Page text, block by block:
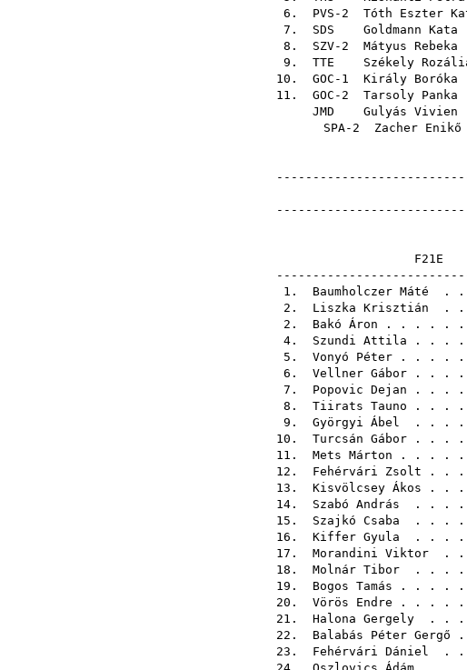
6. PVS-2 Tóth Eszter
7. SDS Goldmann Kata
8. SZV-2 Mátyus Rebeka
9. TTE Székely
10. GOC-1 Király Boróka
11. GOC-2 Tarsoly Panka
JMD
Gulyás Vivien
SPA-2 Zacher Enikő
1. Baumholczer Máté . .
2. Liszka Krisztián . .
2. Bakó Áron . . . . .
4. Szundi Attila . . .
5. Vonyó Péter . . . .
6. Vellner Gábor . . .
7. Popovic Dejan . . .
8. Tiirats Tauno . . .
9. Györgyi Ábel . . . .
10. Turcsán Gábor . . . .
11. Mets Márton . . . . .
12. Fehérvári Zsolt . .
13. Kisvölcsey Ákos . . .
14. Szabó András . . .
15. Szajkó Csaba . . .
16. Kiffer Gyula . . .
17. Morandini Viktor . .
18. Molnár Tibor . . .
19. Bogos Tamás . . . .
20. Vörös Endre . . . . .
21. Halona Gergely . .
22. Balabás Péter Gergő
23. Fehérvári Dániel .